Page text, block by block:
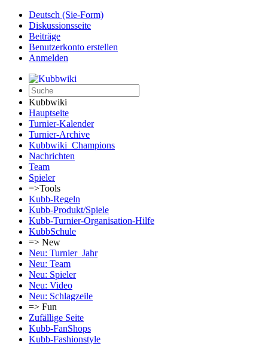
Deutsch (Sie-Form)‎
Diskussionsseite
Beiträge
Benutzerkonto erstellen
Anmelden
Kubbwiki
Hauptseite
Turnier-Kalender
Turnier-Archive
Kubbwiki_Champions
Nachrichten
Team
Spieler
=>Tools
Kubb-Regeln
Kubb-Produkt/Spiele
Kubb-Turnier-Organisation-Hilfe
KubbSchule
=> New
Neu: Turnier_Jahr
Neu: Team
Neu: Spieler
Neu: Video
Neu: Schlagzeile
=> Fun
Zufällige Seite
Kubb-FanShops
Kubb-Fashionstyle